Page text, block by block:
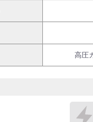
高圧